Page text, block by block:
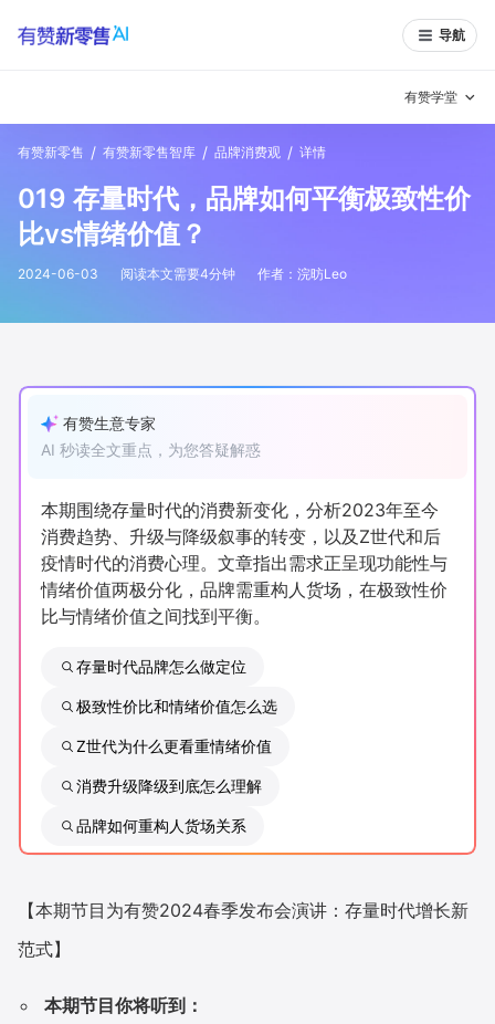
导航
有赞学堂
私域日历 增长方法
有赞说案例拆解 有赞专家说
有赞春季发布会
新零售私享会 门店经营增长公开课
AllValue 战略合作
增长产品指南
智库 产品场景库
行业洞察
品牌消费观 行业报告
有赞新零售 / 有赞新零售智库 / 品牌消费观 / 详情
019 存量时代，品牌如何平衡极致性价
比vs情绪价值？
2024-06-03 阅读本文需要4分钟 作者： 浣昉Leo
有赞生意专家
AI 秒读全文重点，为您答疑解惑
本期围绕存量时代的消费新变化，分析2023年至今
消费趋势、升级与降级叙事的转变，以及Z世代和后
疫情时代的消费心理。文章指出需求正呈现功能性与
情绪价值两极分化，品牌需重构人货场，在极致性价
比与情绪价值之间找到平衡。
存量时代品牌怎么做定位
极致性价比和情绪价值怎么选
Z世代为什么更看重情绪价值
消费升级降级到底怎么理解
品牌如何重构人货场关系
【本期节目为有赞2024春季发布会演讲：存量时代增长新
范式】
本期节目你将听到：